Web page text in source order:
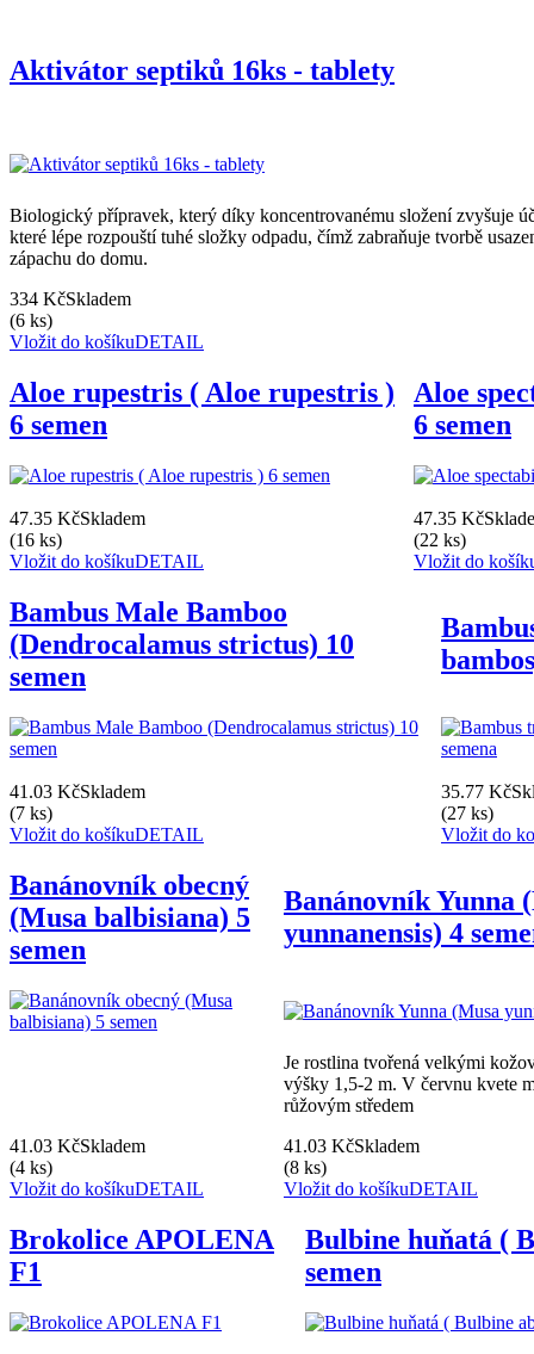
Aktivátor septiků 16ks - tablety
Biologický přípravek, který díky koncentrovanému složení zvyšuje
které lépe rozpouští tuhé složky odpadu, čímž zabraňuje tvorbě
zápachu do domu.
334 KčSkladem
(6 ks)
Vložit do košíkuDETAIL
Aloe rupestris ( Aloe rupestris )
6 semen
Aloe
6 semen
47.35 KčSkladem
(16 ks)
Vložit do košíkuDETAIL
47.35 Kč
(22 ks)
Vložit do
Bambus Male Bamboo
(Dendrocalamus strictus) 10
semen
41.03 KčSkladem
(7 ks)
Vložit do košíkuDETAIL
35.77 Kč
(27 ks)
Vložit do
Banánovník obecný
(Musa balbisiana) 5
semen
Banánovník Yunna
yunnanensis) 4
Je rostlina tvořená velkými
výšky 1,5-2 m. V červnu kvete
růžovým středem
41.03 KčSkladem
(4 ks)
Vložit do košíkuDETAIL
41.03 KčSkladem
(8 ks)
Vložit do košíkuDETAIL
Brokolice APOLENA
F1
Bulbine huňatá (
semen